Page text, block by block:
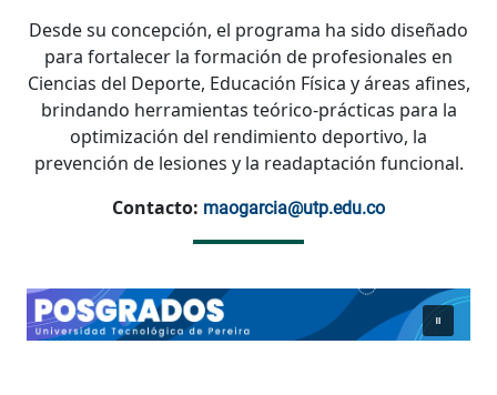
Desde su concepción, el programa ha sido diseñado
para fortalecer la formación de profesionales en
Ciencias del Deporte, Educación Física y áreas afines,
brindando herramientas teórico-prácticas para la
optimización del rendimiento deportivo, la
prevención de lesiones y la readaptación funcional.
Contacto: maogarcia@utp.edu.co